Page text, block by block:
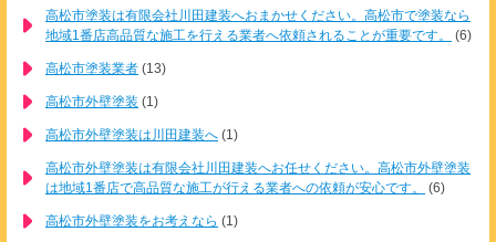
高松市塗装は有限会社川田建装へおまかせください。高松市で塗装なら
地域1番店高品質な施工を行える業者へ依頼されることが重要です。
(6)
高松市塗装業者 (13)
高松市外壁塗装 (1)
高松市外壁塗装は川田建装へ (1)
高松市外壁塗装は有限会社川田建装へお任せください。高松市外壁塗装
は地域1番店で高品質な施工が行える業者への依頼が安心です。
(6)
高松市外壁塗装をお考えなら (1)